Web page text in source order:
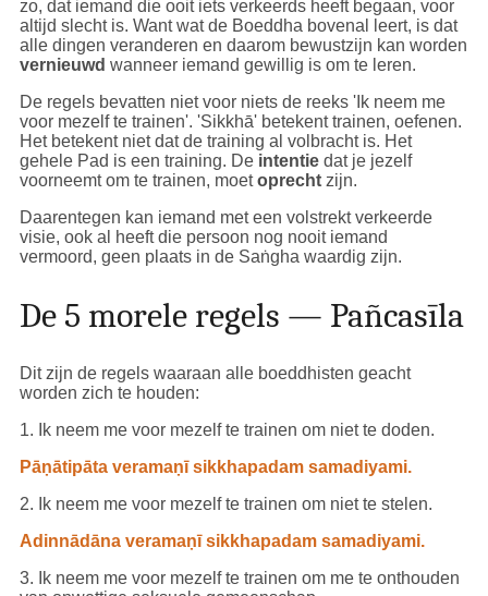
zo, dat iemand die ooit iets verkeerds heeft begaan, voor
altijd slecht is. Want wat de Boeddha bovenal leert, is dat
alle dingen veranderen en daarom bewustzijn kan worden
vernieuwd wanneer iemand gewillig is om te leren.
De regels bevatten niet voor niets de reeks 'Ik neem me
voor mezelf te trainen'. 'Sikkhā' betekent trainen, oefenen.
Het betekent niet dat de training al volbracht is. Het
gehele Pad is een training. De intentiedat je jezelf
voorneemt om te trainen, moetoprechtzijn.
Daarentegen kan iemand met een volstrekt verkeerde
visie, ook al heeft die persoon nog nooit iemand
vermoord, geen plaats in de Saṅgha waardig zijn.
De 5 morele regels — Pañcasīla
Dit zijn de regels waaraan alle boeddhisten geacht
worden zich te houden:
1. Ik neem me voor mezelf te trainen om niet te doden.
Pāṇātipāta veramaṇī sikkhapadam samadiyami.
2. Ik neem me voor mezelf te trainen om niet te stelen.
Adinnādāna veramaṇī sikkhapadam samadiyami.
3. Ik neem me voor mezelf te trainen om me te onthouden